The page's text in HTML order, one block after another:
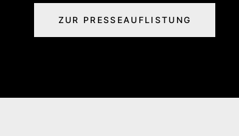
ZUR PRESSEAUFLISTUNG